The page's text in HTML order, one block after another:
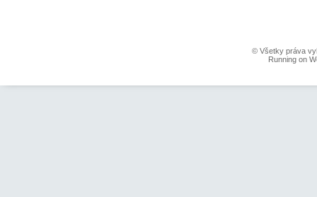
© Všetky práva
Running on